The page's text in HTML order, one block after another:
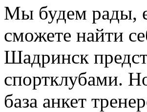
Мы будем рады,
сможете найти
Шадринск
спортклубами.
база анкет